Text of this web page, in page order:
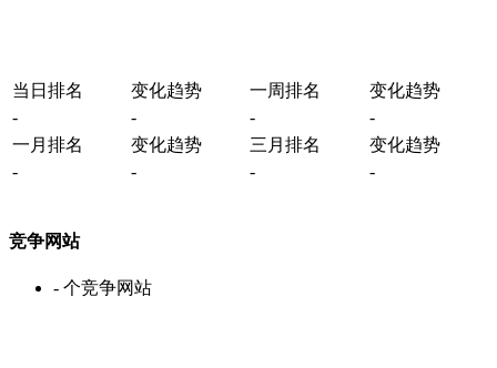
当日排名 变化趋势 一周排名
变化趋势
-
- -
-
一月排名
变化趋势 三月排名
变化趋势
-
- - -
竞争网站
- 个竞争网站